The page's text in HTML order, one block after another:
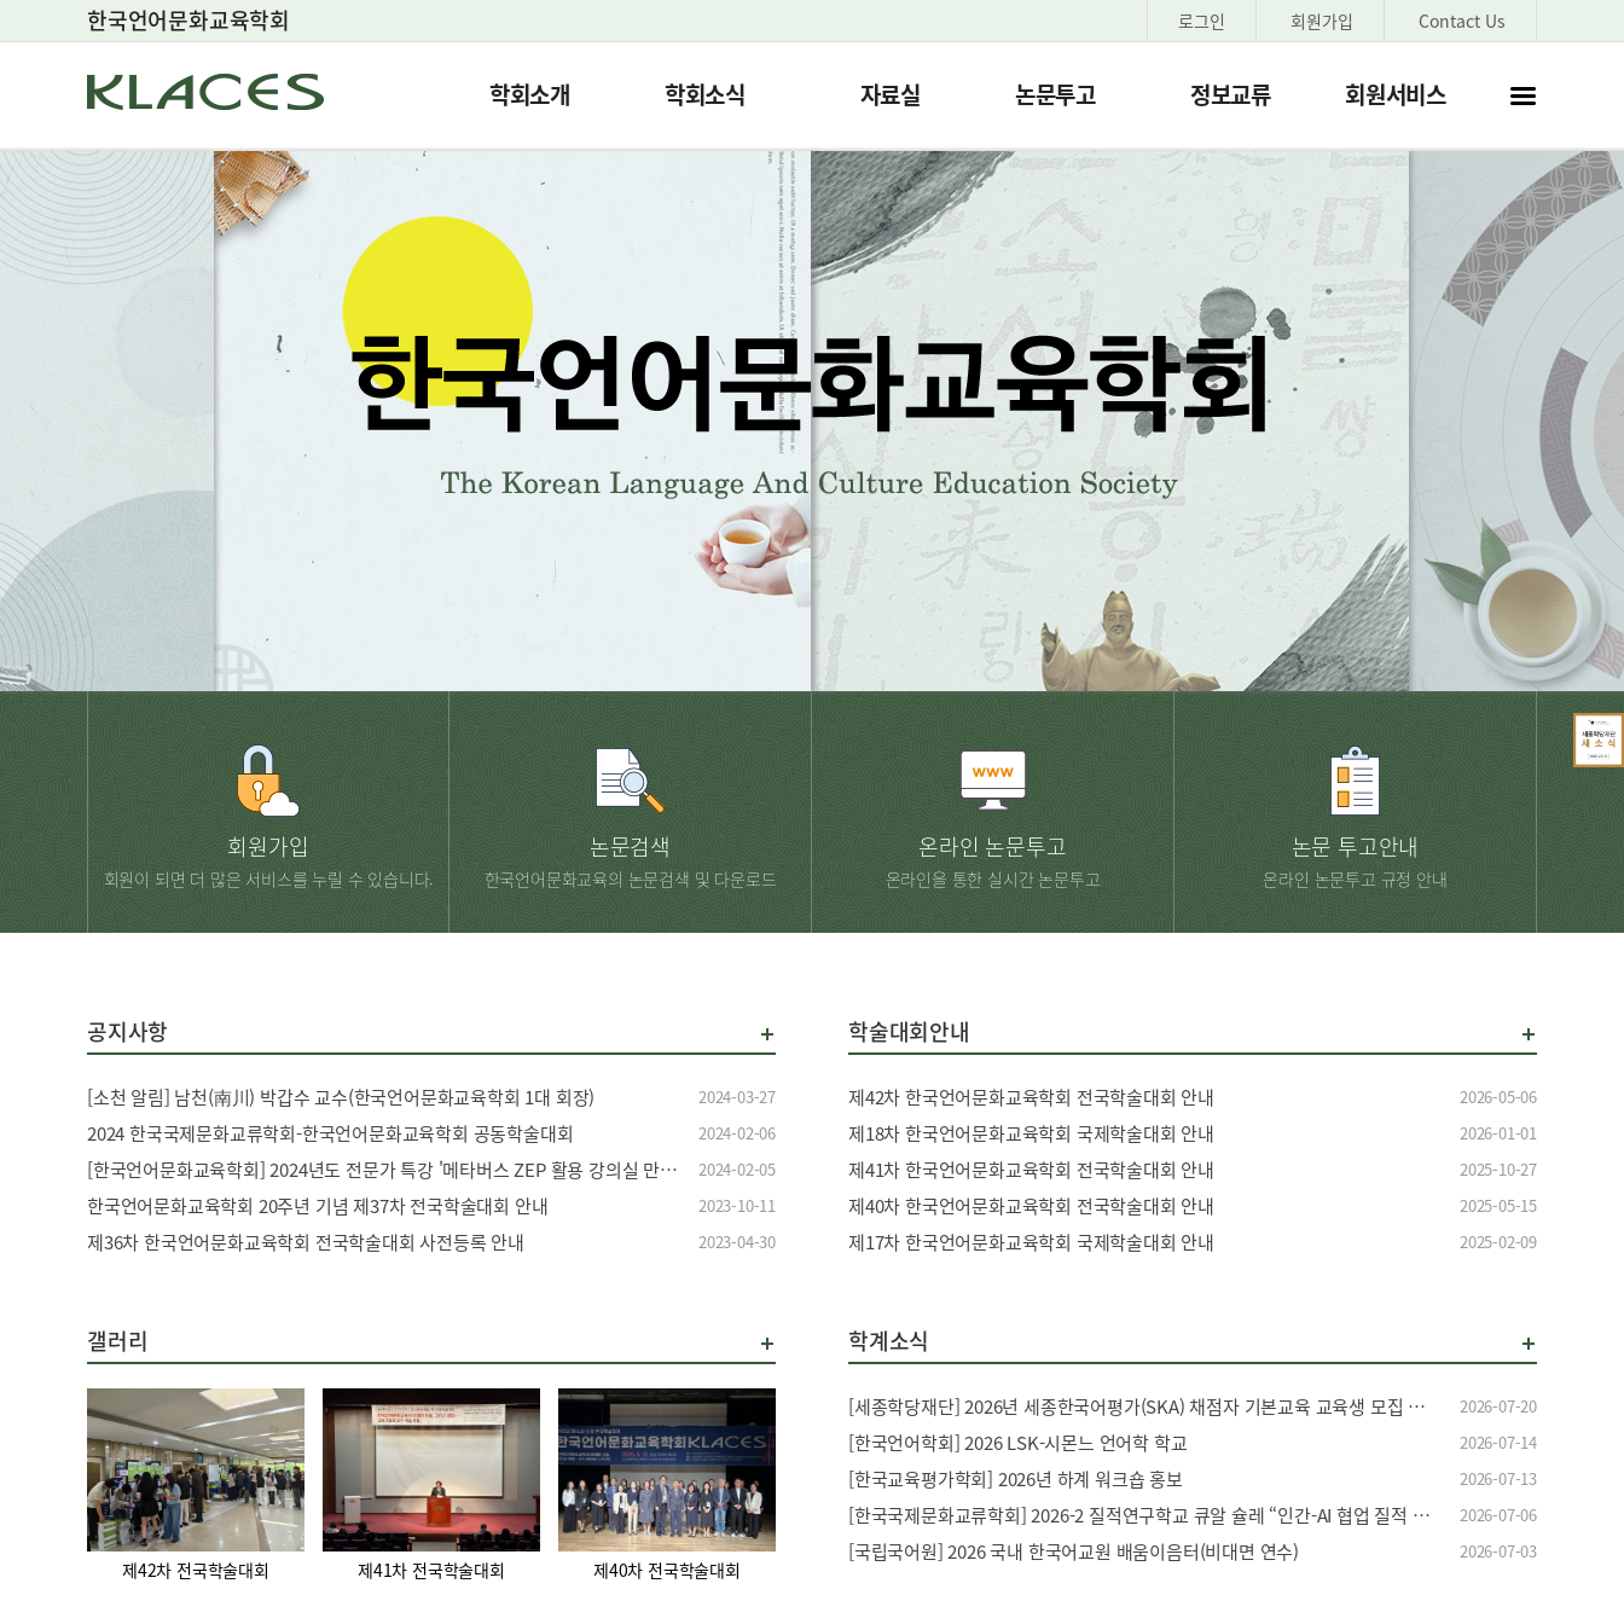
한국언어문화교육학회 로그인 회원가입 Contact Us
학회소개 학회소식 자료실 논문투고 정보교류 회원서비스
사이트
회원가입
회원이 되면 더 많은 서비스를 누릴 수 있습니다.
논문검색
한국언어문화교육의 논문검색 및 다운로드
온라인 논문투고
온라인을 통한 실시간 논문투고
논문 투고안내
온라인 논문투고 규정 안내
공지사항
[소천 알림] 남천(南川) 박갑수 교수(한국언어문화교육학회 1대 회장) 2024-03-27
2024 한국국제문화교류학회-한국언어문화교육학회 공동학술대회 2024-02-06
[한국언어문화교육학회] 2024년도 전문가 특강 '메타버스 ZEP 활용 강의실 만들기' 특강 신청 안내 2024-02-05
한국언어문화교육학회 20주년 기념 제37차 전국학술대회 안내 2023-10-11
제36차 한국언어문화교육학회 전국학술대회 사전등록 안내 2023-04-30
학술대회안내
제42차 한국언어문화교육학회 전국학술대회 안내 2026-05-06
제18차 한국언어문화교육학회 국제학술대회 안내 2026-01-01
제41차 한국언어문화교육학회 전국학술대회 안내 2025-10-27
제40차 한국언어문화교육학회 전국학술대회 안내 2025-05-15
제17차 한국언어문화교육학회 국제학술대회 안내 2025-02-09
갤러리
제42차 전국학술대회 제41차 전국학술대회 제40차 전국학술대회
학계소식
[세종학당재단] 2026년 세종한국어평가(SKA) 채점자 기본교육 교육생 모집 안내 2026-07-20
[한국언어학회] 2026 LSK-시몬느 언어학 학교 2026-07-14
[한국교육평가학회] 2026년 하계 워크숍 홍보 2026-07-13
[한국국제문화교류학회] 2026-2 질적연구학교 큐알 슐레 “인간-AI 협업 질적 연구” 수강신청 안내 2026-07-06
[국립국어원] 2026 국내 한국어교원 배움이음터(비대면 연수) 2026-07-03